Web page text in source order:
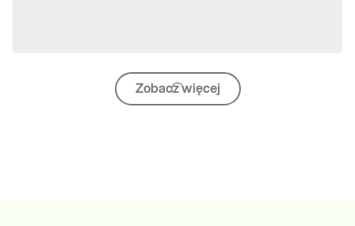
Zobacz więcej